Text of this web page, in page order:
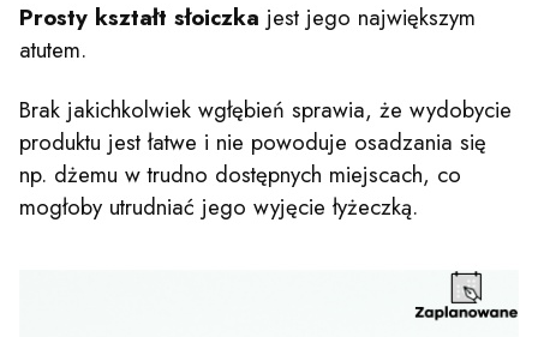
Prosty kształt słoiczka jest jego największym
atutem.
Brak jakichkolwiek wgłębień sprawia, że wydobycie
produktu jest łatwe i nie powoduje osadzania się
np. dżemu w trudno dostępnych miejscach, co
mogłoby utrudniać jego wyjęcie łyżeczką.